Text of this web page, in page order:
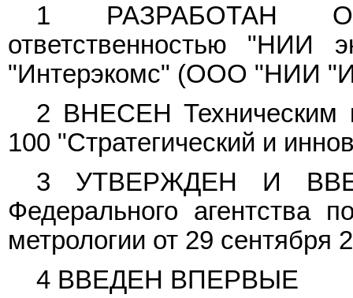
1 РАЗРАБОТАН
ответственностью "НИИ
"Интерэкомс" (ООО "НИИ
2 ВНЕСЕН Техническим
100 "Стратегический и
3 УТВЕРЖДЕН И
Федерального агентства
метрологии от 29 сентября
4 ВВЕДЕН ВПЕРВЫЕ